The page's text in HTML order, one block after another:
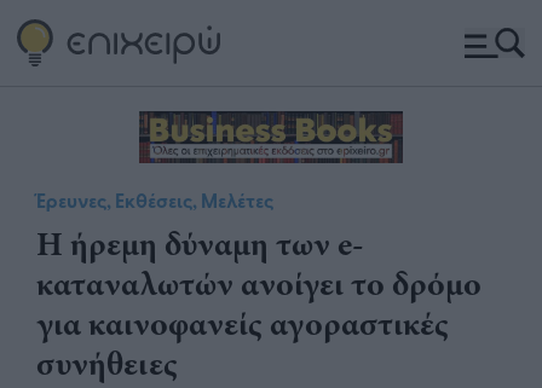
Έρευνες, Εκθέσεις, Μελέτες
Η ήρεμη δύναμη των e-
καταναλωτών ανοίγει το δρόμο
για καινοφανείς αγοραστικές
συνήθειες